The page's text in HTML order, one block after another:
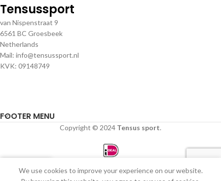
Tensussport
van Nispenstraat 9
6561 BC Groesbeek
Netherlands
Mail: info@tensussport.nl
KVK: 09148749
FOOTER MENU
Copyright © 2024 Tensus sport.
We use cookies to improve your experience on our website.
VerlanglijstWinkelwagen
Mijn account